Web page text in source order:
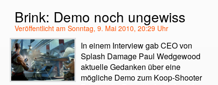
Brink: Demo noch ungewiss
Veröffentlicht am Sonntag, 9. Mai 2010, 20:29 Uhr
In einem Interview gab CEO von
Splash Damage Paul Wedgewood
aktuelle Gedanken über eine
mögliche Demo zum Koop-Shooter